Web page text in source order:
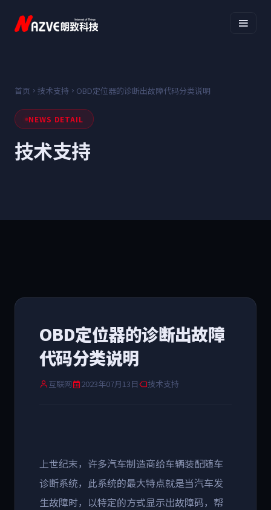
首页 技术支持 OBD定位器的诊断出故障代码分类说明
NEWS DETAIL
技术支持
OBD定位器的诊断出故障
代码分类说明
互联网 2023年07月13日 技术支持
上世纪末，许多汽车制造商给车辆装配随车
诊断系统，此系统的最大特点就是当汽车发
生故障时，以特定的方式显示出故障码，帮